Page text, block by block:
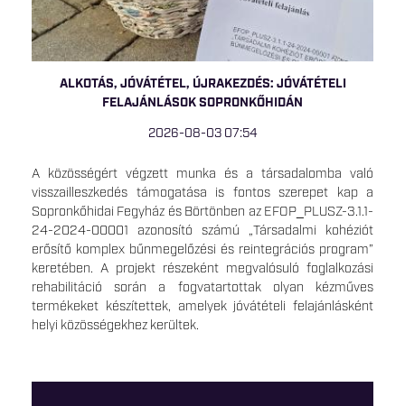
ALKOTÁS, JÓVÁTÉTEL, ÚJRAKEZDÉS: JÓVÁTÉTELI
FELAJÁNLÁSOK SOPRONKŐHIDÁN
2026-08-03 07:54
A közösségért végzett munka és a társadalomba való
visszailleszkedés támogatása is fontos szerepet kap a
Sopronkőhidai Fegyház és Börtönben az EFOP_PLUSZ-3.1.1-
24-2024-00001 azonosító számú „Társadalmi kohéziót
erősítő komplex bűnmegelőzési és reintegrációs program”
keretében. A projekt részeként megvalósuló foglalkozási
rehabilitáció során a fogvatartottak olyan kézműves
termékeket készítettek, amelyek jóvátételi felajánlásként
helyi közösségekhez kerültek.